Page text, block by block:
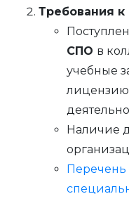
Требования
СПО в
учебные
лицензию
Наличие